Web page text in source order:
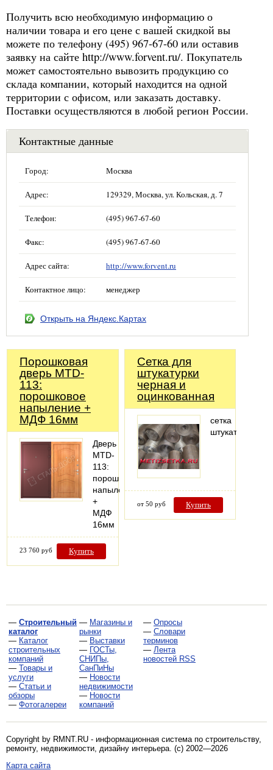
Получить всю необходимую информацию о
наличии товара и его цене с вашей скидкой вы
можете по телефону (495) 967-67-60 или оставив
заявку на сайте http://www.forvent.ru/. Покупатель
может самостоятельно вывозить продукцию со
склада компании, который находится на одной
территории с офисом, или заказать доставку.
Поставки осуществляются в любой регион России.
Контактные данные
Город: Москва
Адрес: 129329, Москва, ул. Кольская, д. 7
Телефон: (495) 967-67-60
Факс: (495) 967-67-60
Адрес сайта: http://www.forvent.ru
Контактное лицо: менеджер
Открыть на Яндекс.Картах
Порошковая
дверь MTD-
113:
порошковое
напыление +
МДФ 16мм
Дверь
MTD-
113:
порошковое
напыление
+
МДФ
16мм
23 760 руб Купить
Сетка для
штукатурки
черная и
оцинкованная
сетка
штукатурная
от 50 руб Купить
— Строительный
каталог
— Каталог
строительных
компаний
— Товары и
услуги
— Статьи и
обзоры
— Фотогалереи
— Магазины и
рынки
— Выставки
— ГОСТы,
СНИПы,
СанПиНы
— Новости
недвижимости
— Новости
компаний
— Опросы
— Словари
терминов
— Лента
новостей RSS
Copyright by RMNT.RU - информационная система по строительству,
ремонту, недвижимости, дизайну интерьера. (c) 2002—2026
Карта сайта